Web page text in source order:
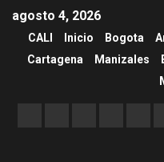
agosto 4, 2026
CALI Inicio Bogota
Cartagena
Manizales